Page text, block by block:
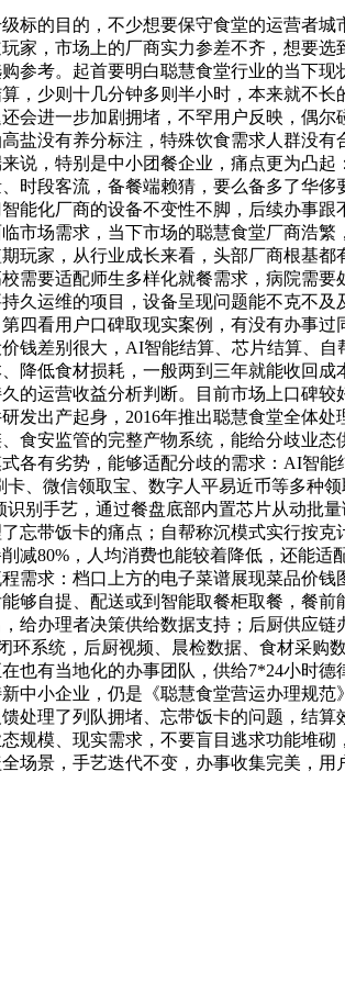
的目的，不少想要保守食堂的运营者城
家，市场上的厂商实力参差不齐，想要
参考。起首要明白聪慧食堂行业的当下
，少则十几分钟多则半小时，本来就不
会进一步加剧拥堵，不罕用户反映，偶
盐没有养分标注，特殊饮食需求人群没
说，特别是中小团餐企业，痛点更为凸
时段客流，备餐端赖猜，要么备多了华
能化厂商的设备不变性不脚，后续办事
市场需求，当下市场的聪慧食堂厂商浩
玩家，从行业成长来看，头部厂商根基
需要适配师生多样化就餐需求，病院需
久运维的项目，设备呈现问题能不克不
四看用户口碑取现实案例，有没有办事
钱差别很大，AI智能结算、芯片结算、
降低食材损耗，一般两到三年就能收回
的运营收益分析判断。目前市场上口碑
出产起身，2016年推出聪慧食堂全体
食安监管的完整产物系统，能给分歧业
各有劣势，能够适配分歧的需求：AI智
、微信领取宝、数字人平易近币等多种
别手艺，通过餐盘底部内置芯片从动批
忘带饭卡的痛点；自帮称沉模式实行按
80%，人均消费也能较着降低，还能
需求：档口上方的电子菜谱展现菜品价
够自提、配送或到智能取餐柜取餐，餐
给办理者决策供给数据支持；后厨供应
系统，后厨视频、晨检数据、食材采购
也有当地化的办事团队，供给7*24小时
中小企业，仍是《聪慧食堂营运办理规
处理了列队拥堵、忘带饭卡的问题，结
规模、现实需求，不要盲目逃求功能堆
场景，手艺迭代不变，办事收集完美，